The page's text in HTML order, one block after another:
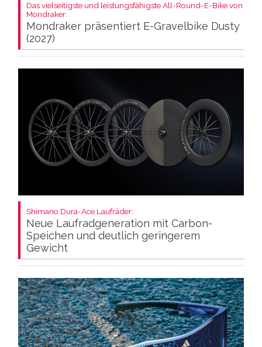
Das vielseitigste und leistungsfähigste All-Round-E-Bike von
Mondraker:
Mondraker präsentiert E-Gravelbike Dusty
(2027)
Shimano Dura-Ace Laufräder:
Neue Laufradgeneration mit Carbon-
Speichen und deutlich geringerem
Gewicht